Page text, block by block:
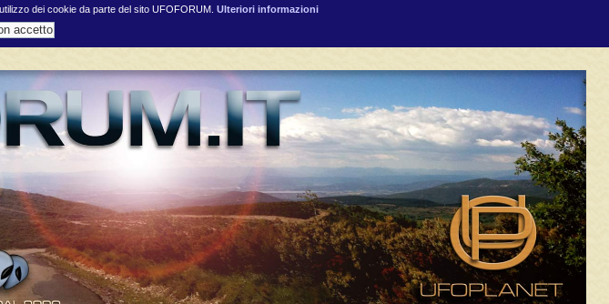
dei cookie da parte del sito UFOFORUM. Ulteriori informazioni